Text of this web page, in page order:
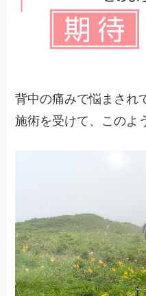
背中の痛みで悩まされ
施術を受けて、このよ